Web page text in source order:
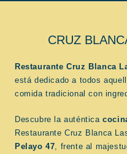
CRUZ
Restaurante Cruz Blanca
está dedicado a todos
comida tradicional con
Descubre la auténtica
Restaurante Cruz Blanca
Pelayo 47, frente al